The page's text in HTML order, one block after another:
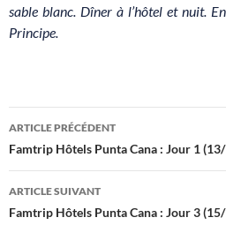
sable blanc. Dîner à l’hôtel et nuit.
Principe.
articles
ARTICLE PRÉCÉDENT
Famtrip Hôtels Punta Cana : Jour 1
ARTICLE SUIVANT
Famtrip Hôtels Punta Cana : Jour 3